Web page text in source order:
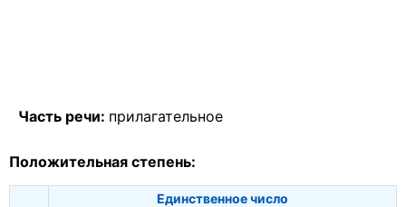
Часть речи: прилагательное
Положительная степень:
Единственное число